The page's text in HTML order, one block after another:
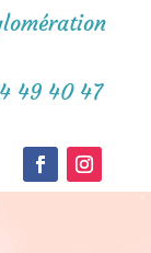
49 40 47